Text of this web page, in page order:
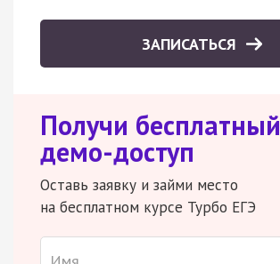
ЗАПИСАТЬСЯ
Получи бесплатный
демо-доступ
Оставь заявку и займи место
на бесплатном курсе Турбо ЕГЭ